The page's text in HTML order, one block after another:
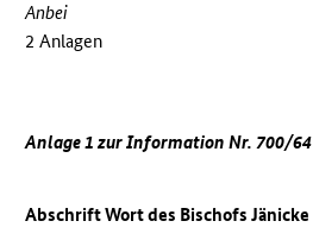
Anbei
2 Anlagen
Anlage 1 zur Information Nr. 700/64
Abschrift Wort des Bischofs Jänicke